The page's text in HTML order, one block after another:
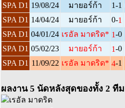
SPA D1 19/08/24 มายอร์ก้า 1-1
SPA D1 14/04/24 มายอร์ก้า 0-1
SPA D1 04/01/24 เรอัล มาดริด* 1-0
SPA D1 05/02/23 มายอร์ก้า 1-0
SPA D1 11/09/22 เรอัล มาดริด* 4-1
ผลงาน 5 นัดหลังสุดของทั้ง 2 ทีม